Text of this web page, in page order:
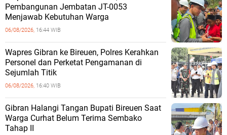
Pembangunan Jembatan JT-0053
Menjawab Kebutuhan Warga
06/08/2026, 16:44 WIB
Wapres Gibran ke Bireuen, Polres Kerahkan
Personel dan Perketat Pengamanan di
Sejumlah Titik
06/08/2026, 16:40 WIB
Gibran Halangi Tangan Bupati Bireuen Saat
Warga Curhat Belum Terima Sembako
Tahap II